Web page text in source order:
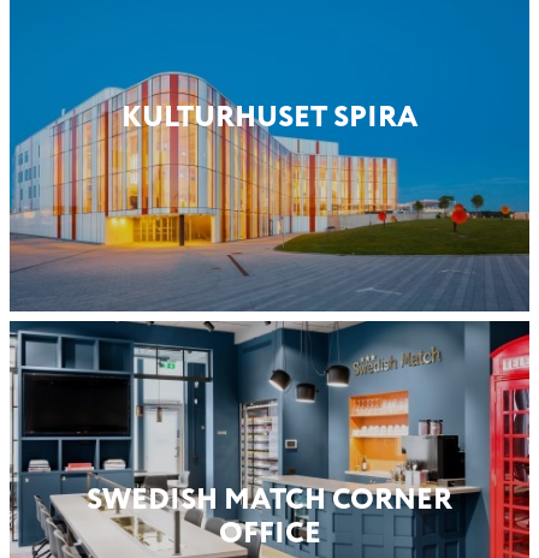
KULTURHUSET SPIRA
SWEDISH MATCH CORNER
OFFICE